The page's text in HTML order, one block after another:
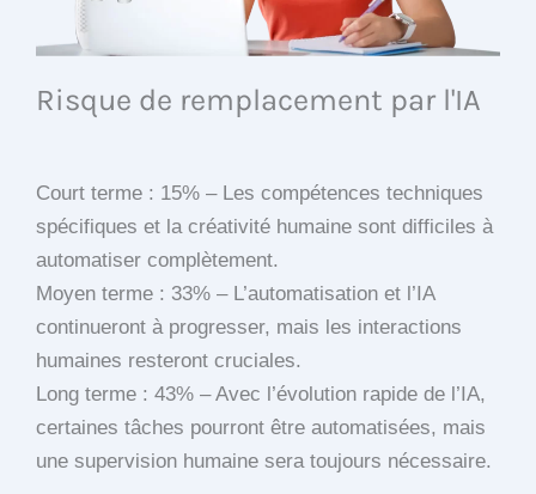
Risque de remplacement par l'IA
Court terme : 15% – Les compétences techniques
spécifiques et la créativité humaine sont difficiles à
automatiser complètement.
Moyen terme : 33% – L’automatisation et l’IA
continueront à progresser, mais les interactions
humaines resteront cruciales.
Long terme : 43% – Avec l’évolution rapide de l’IA,
certaines tâches pourront être automatisées, mais
une supervision humaine sera toujours nécessaire.